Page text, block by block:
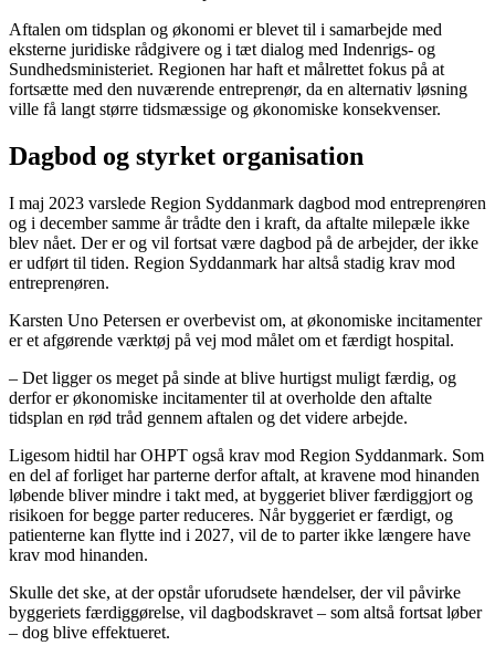
Aftalen om tidsplan og økonomi er blevet til i samarbejde med
eksterne juridiske rådgivere og i tæt dialog med Indenrigs- og
Sundhedsministeriet. Regionen har haft et målrettet fokus på at
fortsætte med den nuværende entreprenør, da en alternativ løsning
ville få langt større tidsmæssige og økonomiske konsekvenser.
Dagbod og styrket organisation
I maj 2023 varslede Region Syddanmark dagbod mod entreprenøren
og i december samme år trådte den i kraft, da aftalte milepæle ikke
blev nået. Der er og vil fortsat være dagbod på de arbejder, der ikke
er udført til tiden. Region Syddanmark har altså stadig krav mod
entreprenøren.
Karsten Uno Petersen er overbevist om, at økonomiske incitamenter
er et afgørende værktøj på vej mod målet om et færdigt hospital.
– Det ligger os meget på sinde at blive hurtigst muligt færdig, og
derfor er økonomiske incitamenter til at overholde den aftalte
tidsplan en rød tråd gennem aftalen og det videre arbejde.
Ligesom hidtil har OHPT også krav mod Region Syddanmark. Som
en del af forliget har parterne derfor aftalt, at kravene mod hinanden
løbende bliver mindre i takt med, at byggeriet bliver færdiggjort og
risikoen for begge parter reduceres. Når byggeriet er færdigt, og
patienterne kan flytte ind i 2027, vil de to parter ikke længere have
krav mod hinanden.
Skulle det ske, at der opstår uforudsete hændelser, der vil påvirke
byggeriets færdiggørelse, vil dagbodskravet – som altså fortsat løber
– dog blive effektueret.